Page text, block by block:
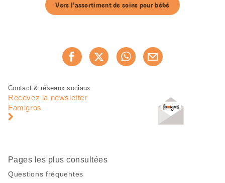
Vers l’assortiment de soins pour bébé
Recommander maintenant
Pied
page
Navigation
pied
Contact & réseaux sociaux
Recevez la newsletter
Famigros
Pages les plus consultées
Questions fréquentes